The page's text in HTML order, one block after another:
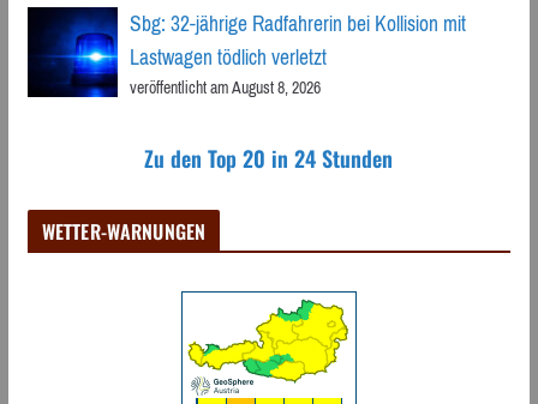
Sbg: 32-jährige Radfahrerin bei Kollision mit
Lastwagen tödlich verletzt
veröffentlicht am August 8, 2026
Zu den Top 20 in 24 Stunden
WETTER-WARNUNGEN